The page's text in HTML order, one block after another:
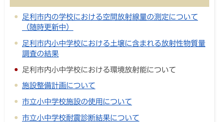
足利市内の学校における空間放射線量の測定について
（随時更新中）
足利市内小中学校における土壌に含まれる放射性物質量
調査の結果
足利市内小中学校における環境放射能について
施設整備計画について
市立小中学校施設の使用について
市立小中学校耐震診断結果について